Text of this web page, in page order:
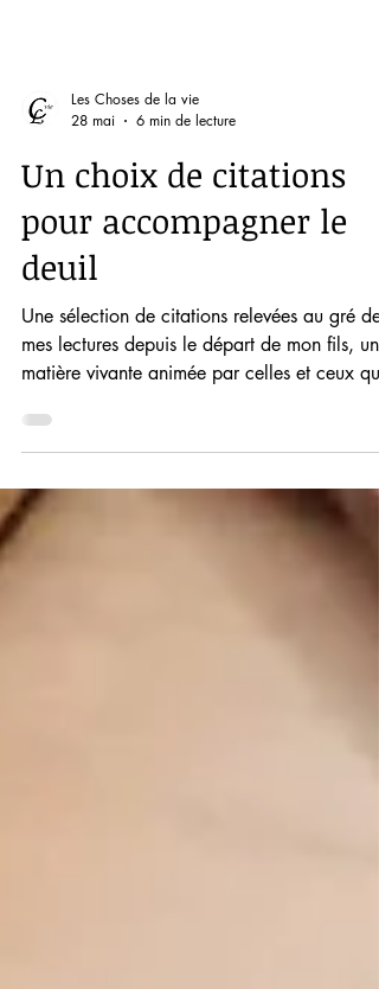
28 mai
6 min de lecture
Un choix de citations
pour accompagner le
deuil
Une sélection de citations relevées au gré de
mes lectures depuis le départ de mon fils, une
matière vivante animée par celles et ceux qui
les ont écrites.